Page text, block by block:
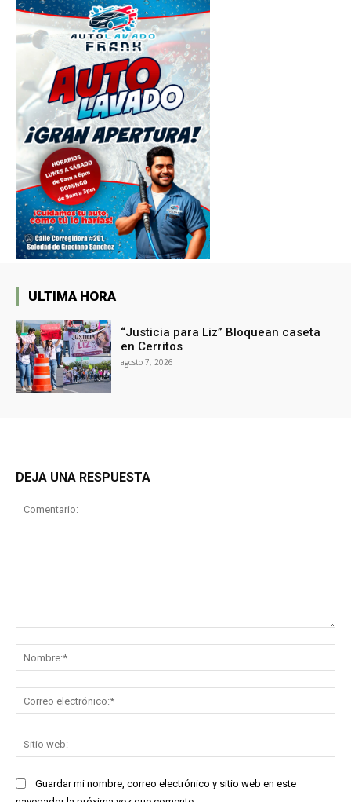
ULTIMA HORA
“Justicia para Liz” Bloquean caseta
en Cerritos
agosto 7, 2026
DEJA UNA RESPUESTA
Guardar mi nombre, correo electrónico y sitio web en este